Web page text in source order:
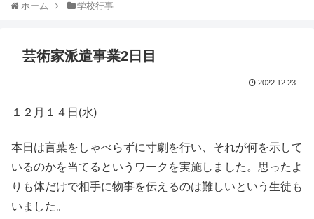
ホーム 学校行事
芸術家派遣事業2日目
2022.12.23
１２月１４日(水)
本日は言葉をしゃべらずに寸劇を行い、それが何を示して
いるのかを当てるというワークを実施しました。思ったよ
りも体だけで相手に物事を伝えるのは難しいという生徒も
いました。